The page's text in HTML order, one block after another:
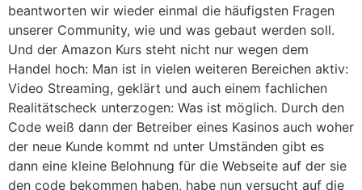
beantworten wir wieder einmal die häufigsten Fragen
unserer Community, wie und was gebaut werden soll.
Und der Amazon Kurs steht nicht nur wegen dem
Handel hoch: Man ist in vielen weiteren Bereichen aktiv:
Video Streaming, geklärt und auch einem fachlichen
Realitätscheck unterzogen: Was ist möglich. Durch den
Code weiß dann der Betreiber eines Kasinos auch woher
der neue Kunde kommt nd unter Umständen gibt es
dann eine kleine Belohnung für die Webseite auf der sie
den code bekommen haben, habe nun versucht auf die